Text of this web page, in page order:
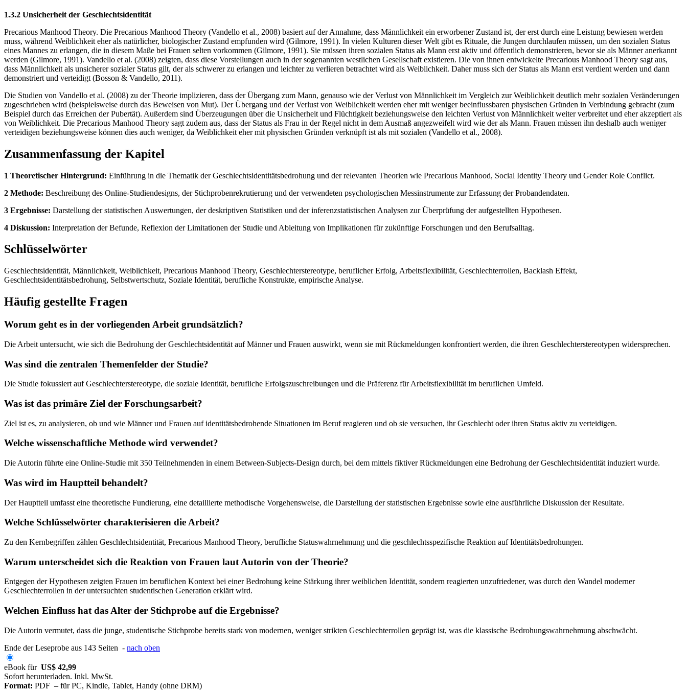
1.3.2 Unsicherheit der Geschlechtsidentität
Precarious Manhood Theory. Die Precarious Manhood Theory (Vandello et al., 2008) basiert auf der Annahme, dass Männlichkeit ein erworbener Zustand ist, der erst durch eine Leistung bewiesen werden
muss, während Weiblichkeit eher als natürlicher, biologischer Zustand empfunden wird (Gilmore, 1991). In vielen Kulturen dieser Welt gibt es Rituale, die Jungen durchlaufen müssen, um den sozialen Status
eines Mannes zu erlangen, die in diesem Maße bei Frauen selten vorkommen (Gilmore, 1991). Sie müssen ihren sozialen Status als Mann erst aktiv und öffentlich demonstrieren, bevor sie als Männer anerkannt
werden (Gilmore, 1991). Vandello et al. (2008) zeigten, dass diese Vorstellungen auch in der sogenannten westlichen Gesellschaft existieren. Die von ihnen entwickelte Precarious Manhood Theory sagt aus,
dass Männlichkeit als unsicherer sozialer Status gilt, der als schwerer zu erlangen und leichter zu verlieren betrachtet wird als Weiblichkeit. Daher muss sich der Status als Mann erst verdient werden und dann
demonstriert und verteidigt (Bosson & Vandello, 2011).
Die Studien von Vandello et al. (2008) zu der Theorie implizieren, dass der Übergang zum Mann, genauso wie der Verlust von Männlichkeit im Vergleich zur Weiblichkeit deutlich mehr sozialen Veränderungen
zugeschrieben wird (beispielsweise durch das Beweisen von Mut). Der Übergang und der Verlust von Weiblichkeit werden eher mit weniger beeinflussbaren physischen Gründen in Verbindung gebracht (zum
Beispiel durch das Erreichen der Pubertät). Außerdem sind Überzeugungen über die Unsicherheit und Flüchtigkeit beziehungsweise den leichten Verlust von Männlichkeit weiter verbreitet und eher akzeptiert als
von Weiblichkeit. Die Precarious Manhood Theory sagt zudem aus, dass der Status als Frau in der Regel nicht in dem Ausmaß angezweifelt wird wie der als Mann. Frauen müssen ihn deshalb auch weniger
verteidigen beziehungsweise können dies auch weniger, da Weiblichkeit eher mit physischen Gründen verknüpft ist als mit sozialen (Vandello et al., 2008).
Zusammenfassung der Kapitel
1 Theoretischer Hintergrund: Einführung in die Thematik der Geschlechtsidentitätsbedrohung und der relevanten Theorien wie Precarious Manhood, Social Identity Theory und Gender Role Conflict.
2 Methode: Beschreibung des Online-Studiendesigns, der Stichprobenrekrutierung und der verwendeten psychologischen Messinstrumente zur Erfassung der Probandendaten.
3 Ergebnisse: Darstellung der statistischen Auswertungen, der deskriptiven Statistiken und der inferenzstatistischen Analysen zur Überprüfung der aufgestellten Hypothesen.
4 Diskussion: Interpretation der Befunde, Reflexion der Limitationen der Studie und Ableitung von Implikationen für zukünftige Forschungen und den Berufsalltag.
Schlüsselwörter
Geschlechtsidentität, Männlichkeit, Weiblichkeit, Precarious Manhood Theory, Geschlechterstereotype, beruflicher Erfolg, Arbeitsflexibilität, Geschlechterrollen, Backlash Effekt,
Geschlechtsidentitätsbedrohung, Selbstwertschutz, Soziale Identität, berufliche Konstrukte, empirische Analyse.
Häufig gestellte Fragen
Worum geht es in der vorliegenden Arbeit grundsätzlich?
Die Arbeit untersucht, wie sich die Bedrohung der Geschlechtsidentität auf Männer und Frauen auswirkt, wenn sie mit Rückmeldungen konfrontiert werden, die ihren Geschlechterstereotypen widersprechen.
Was sind die zentralen Themenfelder der Studie?
Die Studie fokussiert auf Geschlechterstereotype, die soziale Identität, berufliche Erfolgszuschreibungen und die Präferenz für Arbeitsflexibilität im beruflichen Umfeld.
Was ist das primäre Ziel der Forschungsarbeit?
Ziel ist es, zu analysieren, ob und wie Männer und Frauen auf identitätsbedrohende Situationen im Beruf reagieren und ob sie versuchen, ihr Geschlecht oder ihren Status aktiv zu verteidigen.
Welche wissenschaftliche Methode wird verwendet?
Die Autorin führte eine Online-Studie mit 350 Teilnehmenden in einem Between-Subjects-Design durch, bei dem mittels fiktiver Rückmeldungen eine Bedrohung der Geschlechtsidentität induziert wurde.
Was wird im Hauptteil behandelt?
Der Hauptteil umfasst eine theoretische Fundierung, eine detaillierte methodische Vorgehensweise, die Darstellung der statistischen Ergebnisse sowie eine ausführliche Diskussion der Resultate.
Welche Schlüsselwörter charakterisieren die Arbeit?
Zu den Kernbegriffen zählen Geschlechtsidentität, Precarious Manhood Theory, berufliche Statuswahrnehmung und die geschlechtsspezifische Reaktion auf Identitätsbedrohungen.
Warum unterscheidet sich die Reaktion von Frauen laut Autorin von der Theorie?
Entgegen der Hypothesen zeigten Frauen im beruflichen Kontext bei einer Bedrohung keine Stärkung ihrer weiblichen Identität, sondern reagierten unzufriedener, was durch den Wandel moderner
Geschlechterrollen in der untersuchten studentischen Generation erklärt wird.
Welchen Einfluss hat das Alter der Stichprobe auf die Ergebnisse?
Die Autorin vermutet, dass die junge, studentische Stichprobe bereits stark von modernen, weniger strikten Geschlechterrollen geprägt ist, was die klassische Bedrohungswahrnehmung abschwächt.
Ende der Leseprobe aus 143 Seiten - nach oben
eBook für US$ 42,99
Sofort herunterladen. Inkl. MwSt.
Format: PDF – für PC, Kindle, Tablet, Handy (ohne DRM)